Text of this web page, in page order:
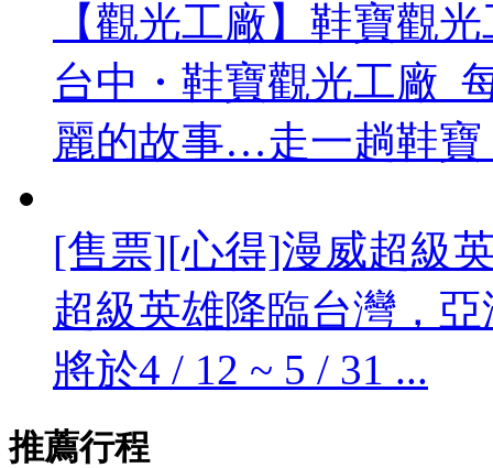
【觀光工廠】鞋寶觀
台中・鞋寶觀光工廠
麗的故事…走一趟鞋寶
[售票][心得]漫威超級
超級英雄降臨台灣，
將於4 / 12 ~ 5 / 31 ...
推薦行程